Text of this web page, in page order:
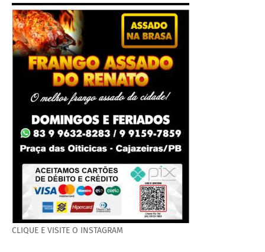
CLIQUE E VISITE O INSTAGRAM